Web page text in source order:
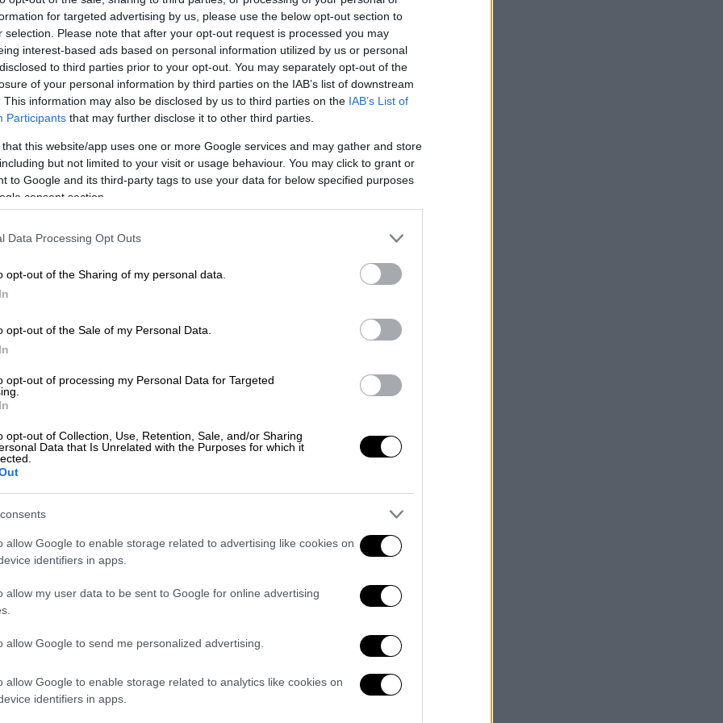
for targeted advertising by us, please use the below opt-out section to
selection. Please note that after your opt-out request is processed you may
interest-based ads based on personal information utilized by us or personal
to third parties prior to your opt-out. You may separately opt-out of the
of your personal information by third parties on the IAB’s list of downstream
This information may also be disclosed by us to third parties on the IAB’s List of
Participants that may further disclose it to other third parties.
that this website/app uses one or more Google services and may gather and store
but not limited to your visit or usage behaviour. You may click to grant or
to Google and its third-party tags to use your data for below specified purposes
consent section.
Data Processing Opt Outs
opt-out of the Sharing of my personal data.
opt-out of the Sale of my Personal Data.
opt-out of processing my Personal Data for Targeted
opt-out of Collection, Use, Retention, Sale, and/or Sharing
Data that Is Unrelated with the Purposes for which it
allow Google to enable storage related to advertising like cookies on
identifiers in apps.
allow my user data to be sent to Google for online advertising
allow Google to send me personalized advertising.
allow Google to enable storage related to analytics like cookies on
identifiers in apps.
το ΕΘΝΟΣ στη Google
προοδευτικής ανατροπής», εξέφρασε ο
προγράμματοςτης κυβέρνησης
οποία έχουμε κάνει, αυτά τα οποία
η καλύτερη απόδειξη του πώς
είπε ο κ. Μητσοτάκης και
τα δικά σας προβλήματα, πρώτα και πάνω
όταν θα έρθει η ώρα των εθνικών
μπορούμε να σας κοιτάξουμε στα μάτια
για τα οποία δεσμευτήκαμε ήμασταν
πολλά περισσότερα ακόμα να κάνουμε στο
σχέσεις εμπιστοσύνης με τους
και πολλά χρόνια από ψέματα και από
πρέπει να αφήνουμε το έργο μας να
και στην
Ελλάδα», είπε.
το θέμα του 12%, το ξέρετε καλά. Από τα
έχουμε εκτελέσει είναι σημαντικό και
αρέσουν τα μεγάλα λόγια, δεν μας αρέσει
Και να θυμάστε κάτι: αυτοί οι οποίοι
πώς οραματίζονται, όχι θεωρητικά,